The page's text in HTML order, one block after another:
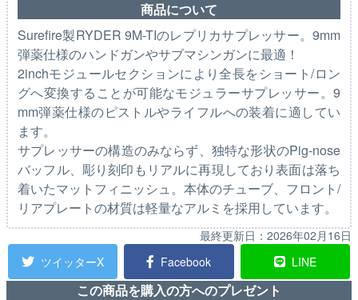
商品について
Surefire製RYDER 9M-TIのレプリカサプレッサー。9mm
弾薬仕様のハンドガンやサブマシンガンに最適！
2inchモジュールセクションにより全長をショート/ロン
グへ変換することが可能なモジュラーサプレッサー。9
mm弾薬仕様のピストルやライフルへの装着に適してい
ます。
サプレッサーの構造のみならず、独特な形状のPig-nose
バッフル、彫り刻印もリアルに再現しており表面は落ち
着いたマットフィニッシュ。本体のチューブ、フロント/
リアプレートの材質は軽量なアルミを採用しています。
最終更新日： 2026年02月16日
ツイッターX
Facebook LINE
この商品を購入の方へのプレゼント